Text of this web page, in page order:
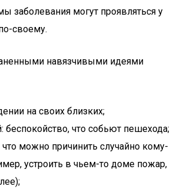
заболевания могут проявляться у
своему.
навязчивыми идеями
на своих близких;
беспокойство, что собьют пешехода;
что можно причинить случайно кому-
устроить в чьем-то доме пожар,